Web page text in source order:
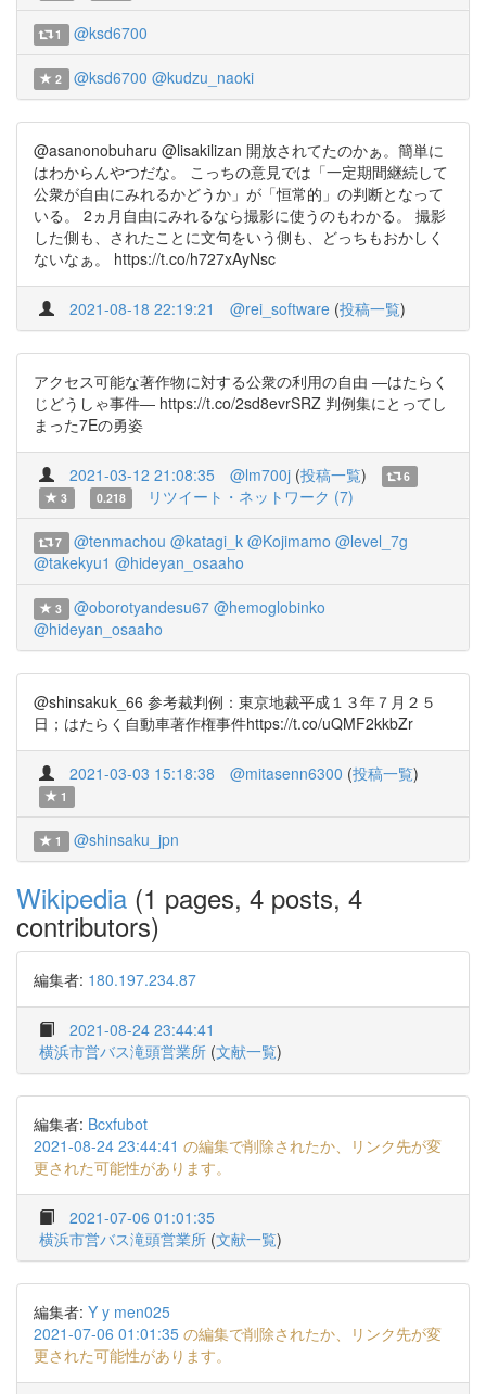
1 @ksd6700
2 @ksd6700 @kudzu_naoki
@asanonobuharu @lisakilizan 開放されてたのかぁ。簡単に
はわからんやつだな。 こっちの意見では「一定期間継続して
公衆が自由にみれるかどうか」が「恒常的」の判断となって
いる。 2ヵ月自由にみれるなら撮影に使うのもわかる。 撮影
した側も、されたことに文句をいう側も、どっちもおかしく
ないなぁ。 https://t.co/h727xAyNsc
2021-08-18 22:19:21 @rei_software (投稿一覧)
アクセス可能な著作物に対する公衆の利用の自由 ―はたらく
じどうしゃ事件― https://t.co/2sd8evrSRZ 判例集にとってし
まった7Eの勇姿
2021-03-12 21:08:35 @lm700j (投稿一覧)
6
3
0.218 リツイート・ネットワーク (7)
7 @tenmachou @katagi_k @Kojimamo @level_7g
@takekyu1 @hideyan_osaaho
3 @oborotyandesu67 @hemoglobinko
@hideyan_osaaho
@shinsakuk_66 参考裁判例：東京地裁平成１３年７月２５
日；はたらく自動車著作権事件https://t.co/uQMF2kkbZr
2021-03-03 15:18:38 @mitasenn6300 (投稿一覧)
1
1 @shinsaku_jpn
Wikipedia (1 pages, 4 posts, 4
contributors)
編集者: 180.197.234.87
2021-08-24 23:44:41
横浜市営バス滝頭営業所 (文献一覧)
編集者: Bcxfubot
2021-08-24 23:44:41 の編集で削除されたか、リンク先が変
更された可能性があります。
2021-07-06 01:01:35
横浜市営バス滝頭営業所 (文献一覧)
編集者: Y y men025
2021-07-06 01:01:35 の編集で削除されたか、リンク先が変
更された可能性があります。